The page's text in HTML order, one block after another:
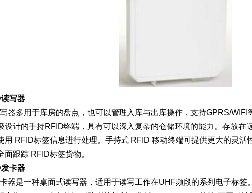
写器
器多用于库房的盘点，也可以管理入库与出库操作，支持GPRS/
设计的手持RFID终端，具有可以深入复杂的仓储环境的能力。存放在
用 RFID标签信息进行处理。手持式 RFID 移动终端可提供更大的灵活
面跟踪 RFID标签货物。
卡器
器是一种桌面式读写器，适用于读写工作在UHF频段的系列电子标